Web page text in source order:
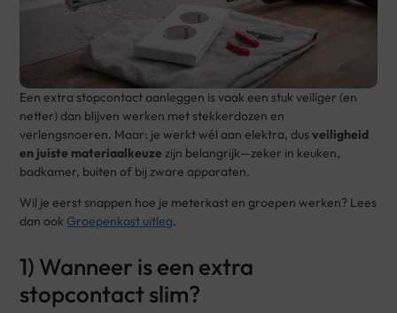
Een extra stopcontact aanleggen is vaak een stuk veiliger (en
netter) dan blijven werken met stekkerdozen en
verlengsnoeren. Maar: je werkt wél aan elektra, dusveiligheid
en juiste materiaalkeuze zijn belangrijk—zeker in keuken,
badkamer, buiten of bij zware apparaten.
Wil je eerst snappen hoe je meterkast en groepen werken? Lees
dan ook Groepenkast uitleg.
1) Wanneer is een extra
stopcontact slim?